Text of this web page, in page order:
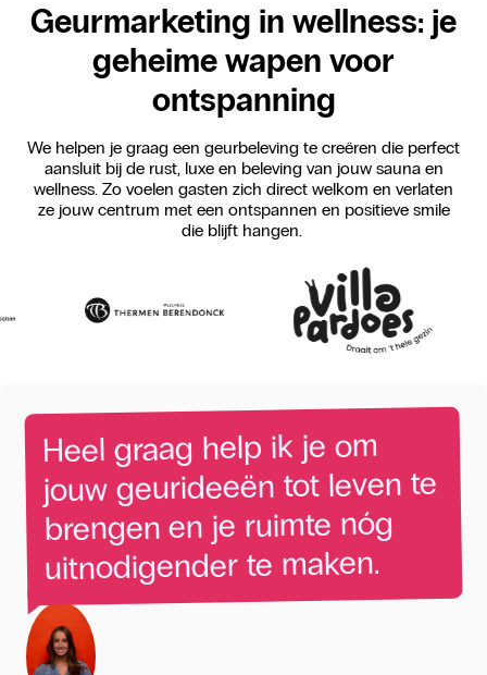
Geurmarketing in wellness: je
geheime wapen voor
ontspanning
We helpen je graag een geurbeleving te creëren die perfect
aansluit bij de rust, luxe en beleving van jouw sauna en
wellness. Zo voelen gasten zich direct welkom en verlaten
ze jouw centrum met een ontspannen en positieve smile
die blijft hangen.
Heel graag help ik je om
jouw geurideeën tot leven te
brengen en je ruimte nóg
uitnodigender te maken.